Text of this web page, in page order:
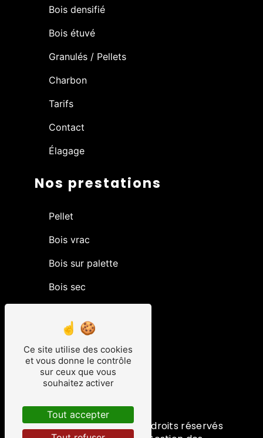
Bois densifié
Bois étuvé
Granulés / Pellets
Charbon
Tarifs
Contact
Élagage
Nos prestations
Pellet
Bois vrac
Bois sur palette
Bois sec
Livraison bois
Charbon
Piveteau bois
Bois de chauffage
©Vistalid- 2026 - Tous droits réservés
Ce site utilise des cookies
et vous donne le contrôle
sur ceux que vous
souhaitez activer
Tout accepter